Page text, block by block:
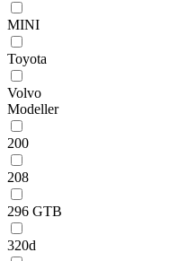
MINI
Toyota
Volvo
Modeller
200
208
296 GTB
320d